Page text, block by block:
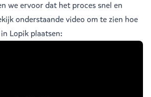
we ervoor dat het proces snel en
onderstaande video om te zien hoe
Lopik plaatsen: